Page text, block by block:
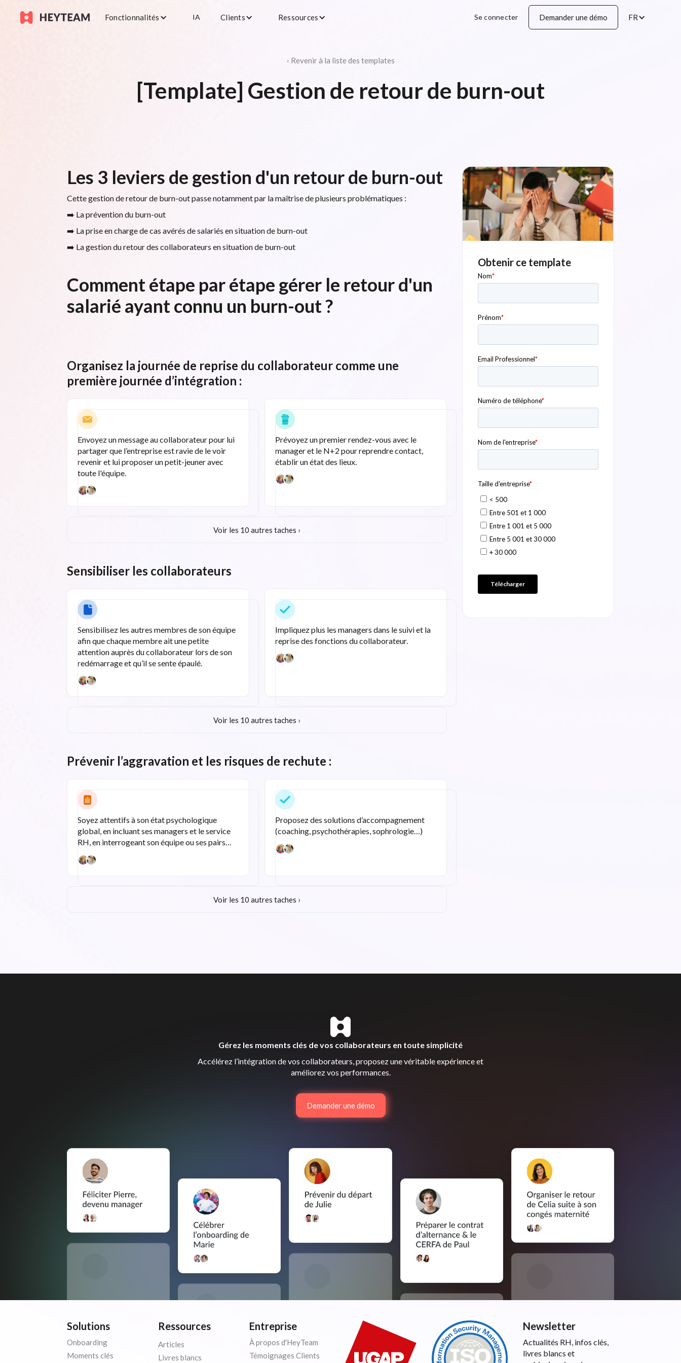
Fonctionnalités IA Clients Ressources Se connecter Demander une démo FR
‹ Revenir à la liste des templates
[Template] Gestion de retour de burn-out
Les 3 leviers de gestion d'un retour de burn-out
Cette gestion de retour de burn-out passe notamment par la maîtrise de plusieurs problématiques :
➡️ La prévention du burn-out
➡️ La prise en charge de cas avérés de salariés en situation de burn-out
➡️ La gestion du retour des collaborateurs en situation de burn-out
Comment étape par étape gérer le retour d'un
salarié ayant connu un burn-out ?
Organisez la journée de reprise du collaborateur comme une
première journée d’intégration :
Envoyez un message au collaborateur pour lui
partager que l’entreprise est ravie de le voir
revenir et lui proposer un petit-jeuner avec
toute l'équipe.
Prévoyez un premier rendez-vous avec le
manager et le N+2 pour reprendre contact,
établir un état des lieux.
Voir les 10 autres taches ›
Sensibiliser les collaborateurs
Sensibilisez les autres membres de son équipe
afin que chaque membre ait une petite
attention auprès du collaborateur lors de son
redémarrage et qu’il se sente épaulé.
Impliquez plus les managers dans le suivi et la
reprise des fonctions du collaborateur.
Voir les 10 autres taches ›
Prévenir l’aggravation et les risques de rechute :
Soyez attentifs à son état psychologique
global, en incluant ses managers et le service
RH, en interrogeant son équipe ou ses pairs…
Proposez des solutions d’accompagnement
(coaching, psychothérapies, sophrologie…)
Voir les 10 autres taches ›
Obtenir ce template
Gérez les moments clés de vos collaborateurs en toute simplicité
Accélérez l’intégration de vos collaborateurs, proposez une véritable expérience et
améliorez vos performances.
Demander une démo
Solutions
Onboarding
Moments clés
Ressources
Articles
Livres blancs
Entreprise
À propos d'HeyTeam
Témoignages Clients
Newsletter
Actualités RH, infos clés,
livres blancs et